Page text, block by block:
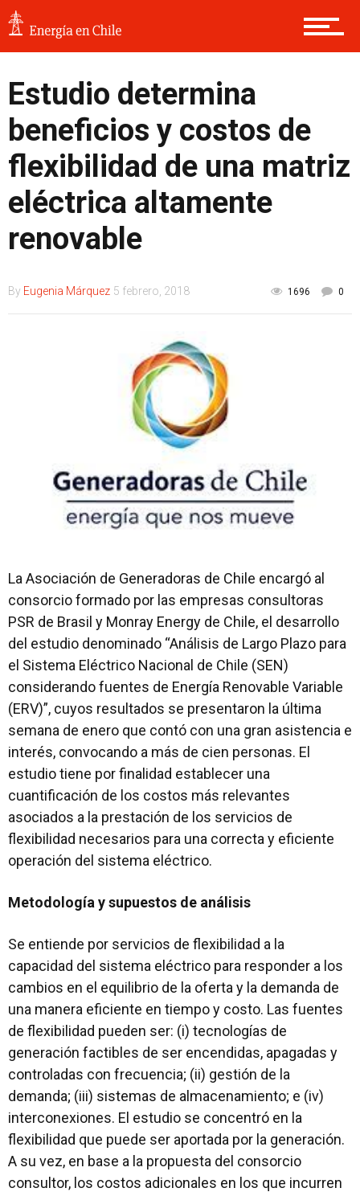
Estudio determina
beneficios y costos de
flexibilidad de una matriz
eléctrica altamente
renovable
By Eugenia Márquez 5 febrero, 2018 1696 0
La Asociación de Generadoras de Chile encargó al
consorcio formado por las empresas consultoras
PSR de Brasil y Monray Energy de Chile, el desarrollo
del estudio denominado “Análisis de Largo Plazo para
el Sistema Eléctrico Nacional de Chile (SEN)
considerando fuentes de Energía Renovable Variable
(ERV)”, cuyos resultados se presentaron la última
semana de enero que contó con una gran asistencia e
interés, convocando a más de cien personas. El
estudio tiene por finalidad establecer una
cuantificación de los costos más relevantes
asociados a la prestación de los servicios de
flexibilidad necesarios para una correcta y eficiente
operación del sistema eléctrico.
Metodología y supuestos de análisis
Se entiende por servicios de flexibilidad a la
capacidad del sistema eléctrico para responder a los
cambios en el equilibrio de la oferta y la demanda de
una manera eficiente en tiempo y costo. Las fuentes
de flexibilidad pueden ser: (i) tecnologías de
generación factibles de ser encendidas, apagadas y
controladas con frecuencia; (ii) gestión de la
demanda; (iii) sistemas de almacenamiento; e (iv)
interconexiones. El estudio se concentró en la
flexibilidad que puede ser aportada por la generación.
A su vez, en base a la propuesta del consorcio
consultor, los costos adicionales en los que incurren